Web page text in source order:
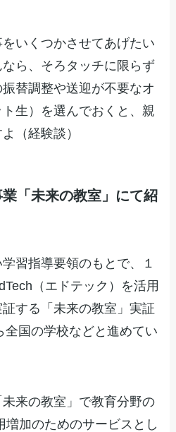
いくつかさせてあげたい
ら、そろタッチに限らず
替調整や送迎が不要なオ
生）を選んでおくと、親
（経験談）
「未来の教室」にて紹
習指導要領のもとで、１
（エドテック）を活用
する「未来の教室」実証
全国の学校などと進めてい
来の教室」で教育分野の
増加のためのサービスとし